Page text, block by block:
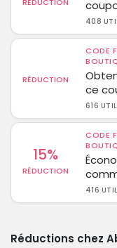
408
RÉDUCTION
CODE
ce
616
15%
RÉDUCTION
CODE
416
Réductions chez